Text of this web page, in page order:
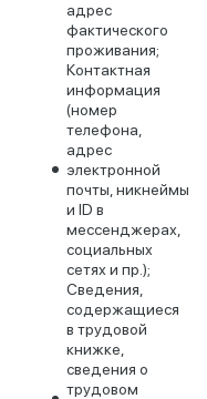
адрес
фактического
проживания;
Контактная
информация
(номер
телефона,
адрес
электронной
почты, никнеймы
и ID в
мессенджерах,
социальных
сетях и пр.);
Сведения,
содержащиеся
в трудовой
книжке,
сведения о
трудовом